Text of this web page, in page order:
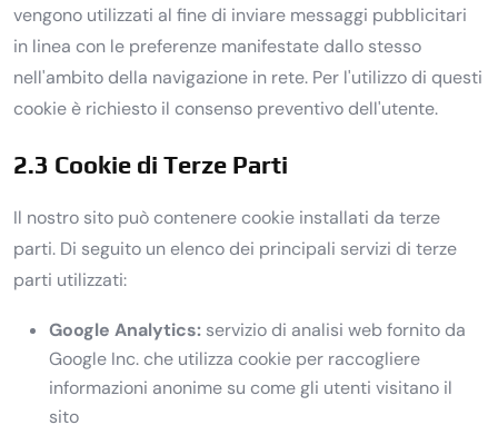
vengono utilizzati al fine di inviare messaggi pubblicitari
in linea con le preferenze manifestate dallo stesso
nell'ambito della navigazione in rete. Per l'utilizzo di questi
cookie è richiesto il consenso preventivo dell'utente.
2.3 Cookie di Terze Parti
Il nostro sito può contenere cookie installati da terze
parti. Di seguito un elenco dei principali servizi di terze
parti utilizzati:
Google Analytics: servizio di analisi web fornito da
Google Inc. che utilizza cookie per raccogliere
informazioni anonime su come gli utenti visitano il
sito